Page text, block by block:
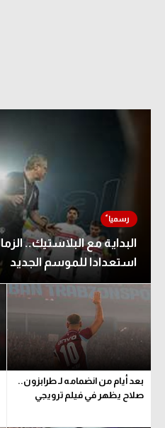
استعدادا للموسم الجديد
بعد أيام من انضمامه لـ طرابزون..
صلاح يظهر في فيلم ترويجي